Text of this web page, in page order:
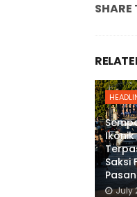
SHARE
Saksi
July